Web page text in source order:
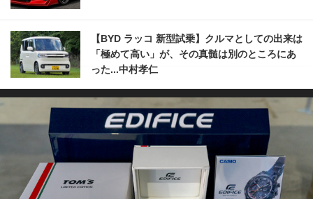
【BYD ラッコ 新型試乗】クルマとしての出来は
「極めて高い」が、その真髄は別のところにあ
った...中村孝仁